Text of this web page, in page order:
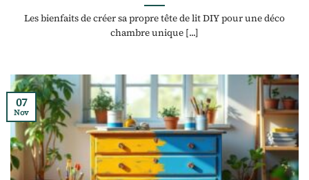
Les bienfaits de créer sa propre tête de lit DIY pour une déco
chambre unique [...]
07
Nov